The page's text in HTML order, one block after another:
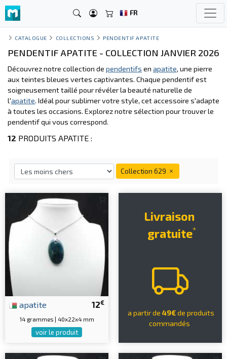
FR
CATALOGUE COLLECTIONS PENDENTIF APATITE
PENDENTIF APATITE - COLLECTION JANVIER 2026
Découvrez notre collection de pendentifs en apatite, une pierre
aux teintes bleues vertes captivantes. Chaque pendentif est
soigneusement taillé pour révéler la beauté naturelle de
l'apatite. Idéal pour sublimer votre style, cet accessoire s'adapte
à toutes les occasions. Explorez notre sélection pour trouver le
pendentif qui vous correspond.
12 PRODUITS APATITE :
Collection 629
12€
apatite
14 grammes | 40x22x4 mm
voir le produit
Livraison
gratuite*
a partir de 49€de produits
commandés